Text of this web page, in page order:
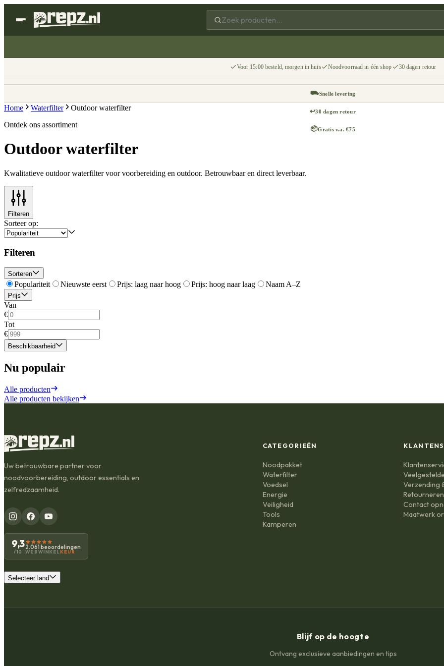
Voor 15:00 besteld, morgen in huis Noodvoorraad in één shop 30 dagen retour
⛟Snelle levering
↩30 dagen retour
📦Gratis v.a. €75
Home Waterfilter
Outdoor waterfilter
Ontdek ons assortiment
Outdoor waterfilter
Kwalitatieve outdoor waterfilter voor voorbereiding en outdoor. Betrouwbaar en direct leverbaar.
Filteren
Sorteer op:
Filteren
Sorteren
Populariteit Nieuwste eerst Prijs: laag naar hoog Prijs: hoog naar laag Naam A–Z
Prijs
Van
€
Tot
€
Beschikbaarheid
Nu populair
Alle producten
Alle producten bekijken
Uw betrouwbare partner voor
noodvoorbereiding, outdoor essentials en
zelfredzaamheid.
9,3
/10
2.061 beoordelingen
WEBWINKEL KEUR
Selecteer land
CATEGORIEËN
Noodpakket
Waterfilter
Voedsel
Energie
Veiligheid
Tools
Kamperen
Verzending
Retourneren
Contact
Maatwerk
Blijf op de hoogte
Ontvang exclusieve aanbiedingen en tips